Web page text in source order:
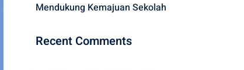
Mendukung Kemajuan Sekolah
Recent Comments